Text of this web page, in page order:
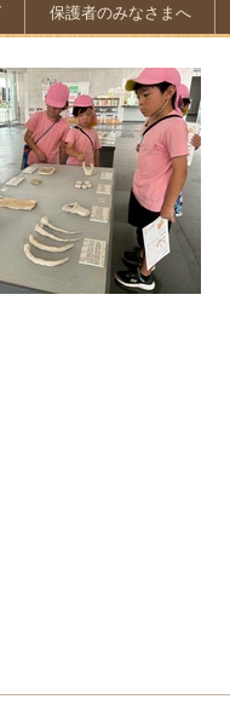
保護者のみなさまへ